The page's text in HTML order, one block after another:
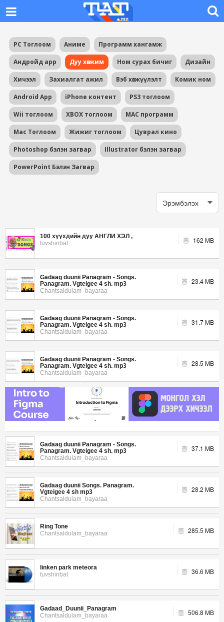
PC Тоглоом Аниме Программ хангамж
Андройд app Дуу хөгжим Ном сурах бичиг Дизайн
Хичээл Захиалгат ажил Вэб хөгжүүлэлт Комик ном
Android App iPhone контент PS3 тоглоом
Wii тоглоом XBOX тоглоом MAC программ
Mac Тоглоом Жижиг тоглоом Цуврал кино
Photoshop бэлэн загвар Illustrator бэлэн загвар
PowerPoint Бэлэн Загвар
100 хүүхдийн дуу АНГЛИ ХЭЛ ,
tuvshinbat
162 MB
Gadaag duunii Panagram - Songs.
Panagram. Vgteigee 4 sh. mp3
Chantsaldulam_bayaraa
23.4 MB
Gadaag duunii Panagram - Songs.
Panagram. Vgteigee 4 sh. mp3
Chantsaldulam_bayaraa
31.7 MB
Gadaag duunii Panagram - Songs.
Panagram. Vgteigee 4 sh. mp3
Chantsaldulam_bayaraa
28.5 MB
Gadaag duunii Panagram - Songs.
Panagram. Vgteigee 4 sh. mp3
Chantsaldulam_bayaraa
37.1 MB
Gadaag duunii Songs. Panagram.
Vgteigee 4 sh mp3
Chantsaldulam_bayaraa
28.2 MB
Ring Tone
Chantsaldulam_bayaraa
285.5 MB
linken park meteora
tuvshinbat
36.6 MB
Gadaad_Duunii_Panagram
Chantsaldulam_bayaraa
506.8 MB